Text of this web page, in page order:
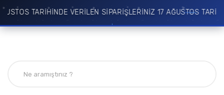
TARİHİNDE VERİLEN SİPARİŞLERİNİZ 17 AĞUSTOS